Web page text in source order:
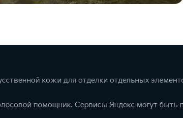
кожи для отделки отдельных
помощник. Сервисы Яндекс могут быть